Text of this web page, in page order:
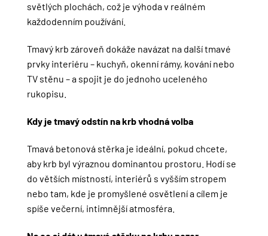
světlých plochách, což je výhoda v reálném
každodenním používání.
Tmavý krb zároveň dokáže navázat na další tmavé
prvky interiéru – kuchyň, okenní rámy, kování nebo
TV stěnu – a spojit je do jednoho uceleného
rukopisu.
Kdy je tmavý odstín na krb vhodná volba
Tmavá betonová stěrka je ideální, pokud chcete,
aby krb byl výraznou dominantou prostoru. Hodí se
do větších místností, interiérů s vyšším stropem
nebo tam, kde je promyšlené osvětlení a cílem je
spíše večerní, intimnější atmosféra.